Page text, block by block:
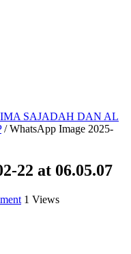
SAJADAH DAN AL
/ WhatsApp Image 2025-
22 at 06.05.07
1 Views